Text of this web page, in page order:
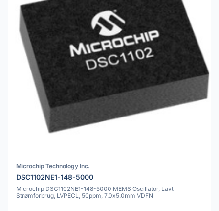
Microchip Technology Inc.
DSC1102NE1-148-5000
Microchip DSC1102NE1-148-5000 MEMS Oscillator, Lavt
Strømforbrug, LVPECL, 50ppm, 7.0x5.0mm VDFN